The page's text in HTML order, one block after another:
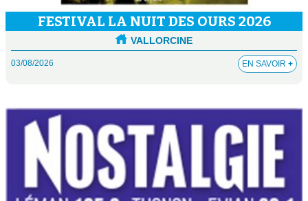
FESTIVAL LA NUIT DES OURS 2026
VALLORCINE
03/08/2026 EN SAVOIR +